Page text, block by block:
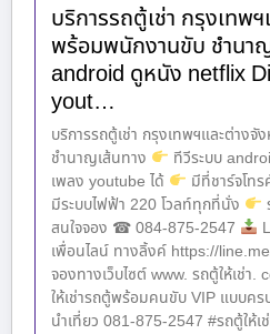
บริการรถตู้เช่า กรุงเทพ
พร้อมพนักงานขับ ชำนา
android ดูหนัง netflix
yout…
บริการรถตู้เช่า กรุงเทพฯและต่าง
ชำนาญเส้นทาง
ทีวีระบบ
เพลง youtube ได้
มีที่ชาร์จโท
มีระบบไฟฟ้า 220 โวลท์ทุกที่นั่ง
สนใจจอง ☎ 084-875-2547
เพื่อนไลน์ ทางลิ้งค์ https://
จองทางเว็บไซต์ www. รถตู้ให้เช่า.
ให้เช่ารถตู้พร้อมคนขับ VIP แบบค
นำเที่ยว 081-875-2547 #รถตู้ให้